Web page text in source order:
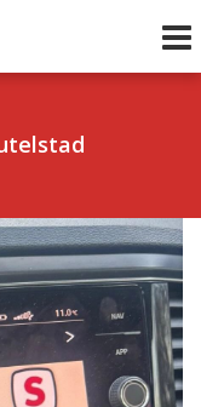
Volgend uur